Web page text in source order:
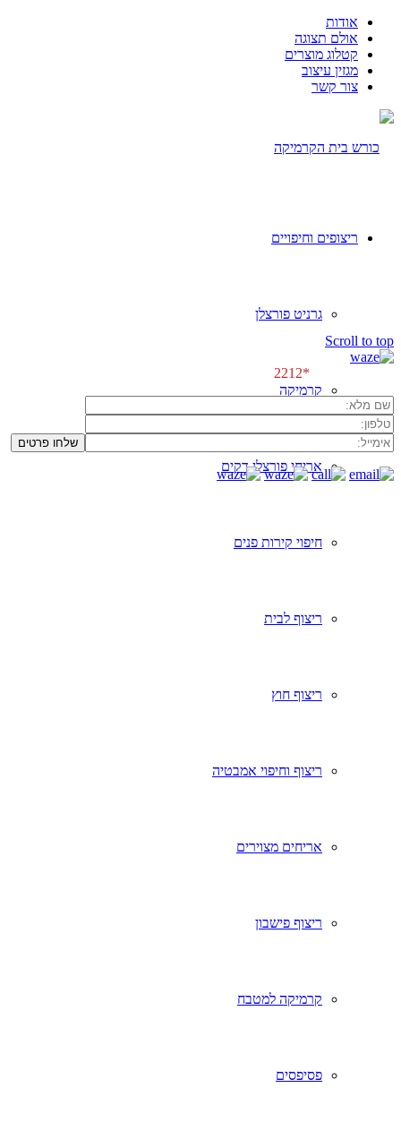
אודות
אולם תצוגה
קטלוג מוצרים
מגזין עיצוב
צור קשר
ריצופים וחיפויים
גרניט פורצלן
קרמיקה
אריחי פורצלן דקים
חיפוי קירות פנים
ריצוף לבית
ריצוף חוץ
ריצוף וחיפוי אמבטיה
אריחים מצוירים
ריצוף פישבון
קרמיקה למטבח
פסיפסים
"]
[class^="wpforms-
Scroll to top
*2212